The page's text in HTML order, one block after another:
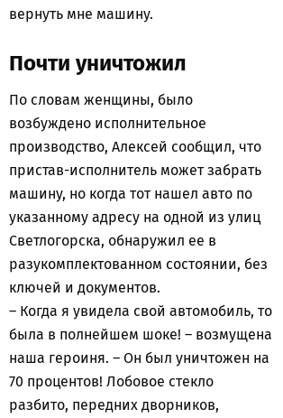
вернуть мне машину.
Почти уничтожил
По словам женщины, было
возбуждено исполнительное
производство, Алексей сообщил, что
пристав-исполнитель может забрать
машину, но когда тот нашел авто по
указанному адресу на одной из улиц
Светлогорска, обнаружил ее в
разукомплектованном состоянии, без
ключей и документов.
– Когда я увидела свой автомобиль, то
была в полнейшем шоке! – возмущена
наша героиня. – Он был уничтожен на
70 процентов! Лобовое стекло
разбито, передних дворников,